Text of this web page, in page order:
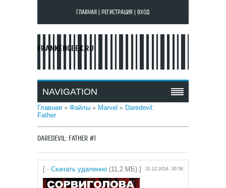
ГЛАВНАЯ РЕГИСТРАЦИЯ ВХОД
FRANKENGEEK.RU
NAVIGATION
Главная » Файлы » Marvel » Daredevil:
Father
DAREDEVIL: FATHER #1
[ · Скачать удаленно (11,2 MБ) ] 31.12.2014, 00:56